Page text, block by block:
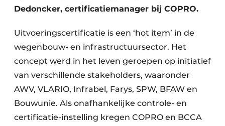
Dedoncker, certificatiemanager bij COPRO.
Uitvoeringscertificatie is een ‘hot item’ in de
wegenbouw- en infrastructuursector. Het
concept werd in het leven geroepen op initiatief
van verschillende stakeholders, waaronder
AWV, VLARIO, Infrabel, Farys, SPW, BFAW en
Bouwunie. Als onafhankelijke controle- en
certificatie-instelling kregen COPRO en BCCA